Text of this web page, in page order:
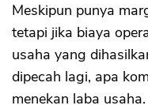
Meskipun punya
tetapi jika biaya
usaha yang
dipecah lagi, apa
menekan laba usaha.